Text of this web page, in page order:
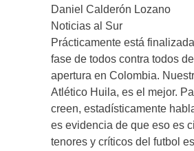
Daniel Calderón Lozano
Noticias al Sur
Prácticamente está
fase de todos contra todos
apertura en Colombia.
Atlético Huila, es el mejor.
creen, estadísticamente
es evidencia de que eso es
tenores y críticos del futbol